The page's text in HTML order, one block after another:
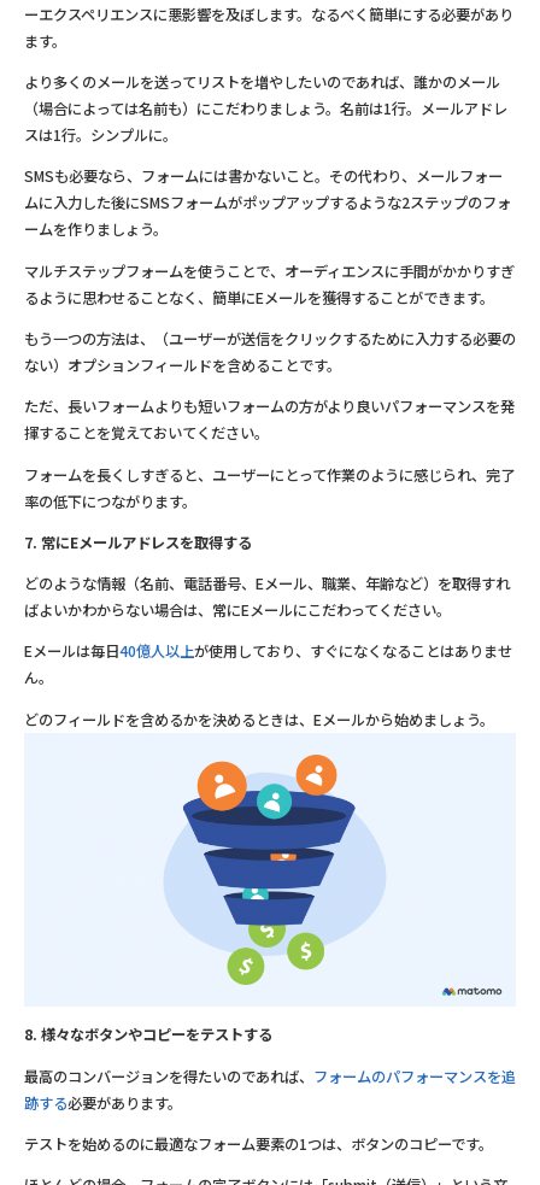
ーエクスペリエンスに悪影響を及ぼします。なるべく簡単にする必要があり
ます。
より多くのメールを送ってリストを増やしたいのであれば、誰かのメール
（場合によっては名前も）にこだわりましょう。名前は1行。メールアドレ
スは1行。シンプルに。
SMSも必要なら、フォームには書かないこと。その代わり、メールフォー
ムに入力した後にSMSフォームがポップアップするような2ステップのフォ
ームを作りましょう。
マルチステップフォームを使うことで、オーディエンスに手間がかかりすぎ
るように思わせることなく、簡単にEメールを獲得することができます。
もう一つの方法は、（ユーザーが送信をクリックするために入力する必要の
ない）オプションフィールドを含めることです。
ただ、長いフォームよりも短いフォームの方がより良いパフォーマンスを発
揮することを覚えておいてください。
フォームを長くしすぎると、ユーザーにとって作業のように感じられ、完了
率の低下につながります。
7. 常にEメールアドレスを取得する
どのような情報（名前、電話番号、Eメール、職業、年齢など）を取得すれ
ばよいかわからない場合は、常にEメールにこだわってください。
Eメールは毎日40億人以上が使用しており、すぐになくなることはありませ
ん。
どのフィールドを含めるかを決めるときは、Eメールから始めましょう。
8. 様々なボタンやコピーをテストする
最高のコンバージョンを得たいのであれば、 フォームのパフォーマンスを追
跡する必要があります。
テストを始めるのに最適なフォーム要素の1つは、ボタンのコピーです。